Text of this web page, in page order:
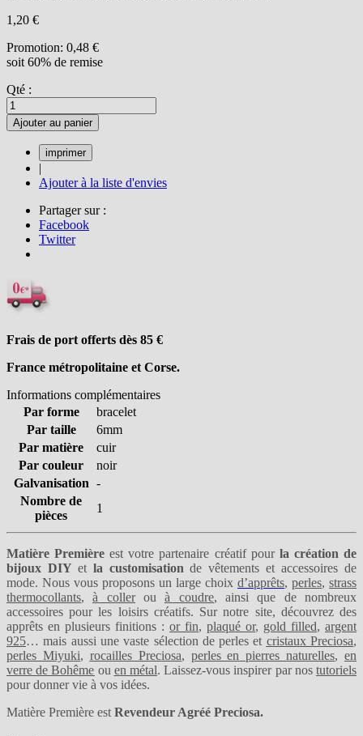
1,20 €
Promotion: 0,48 €
soit 60% de remise
Qté :
Ajouter au panier
|
Ajouter à la liste d'envies
Partager sur :
Facebook
Twitter
Frais de port offerts dès 85 €
France métropolitaine et Corse.
Informations complémentaires
Par forme
bracelet
Par taille
6mm
Par matière
cuir
Par couleur
noir
Galvanisation -
Nombre de
pièces
1
Matière Première est votre partenaire créatif pourla création de
bijoux DIY etla customisation de vêtements et accessoires de
mode. Nous vous proposons un large choix d’apprêts, perles, strass
thermocollants,à collerouà coudre, ainsi que de nombreux
accessoires pour les loisirs créatifs. Sur notre site, découvrez des
apprêts en plusieurs finitions : or fin, plaqué or, gold filled, argent
925… mais aussi une vaste sélection de perles et cristaux Preciosa,
perles Miyuki, rocailles Preciosa, perles en pierres naturelles, en
verre de Bohême ou en métal. Laissez-vous inspirer par nostutoriels
pour donner vie à vos idées.
Matière Première est Revendeur Agréé Preciosa.